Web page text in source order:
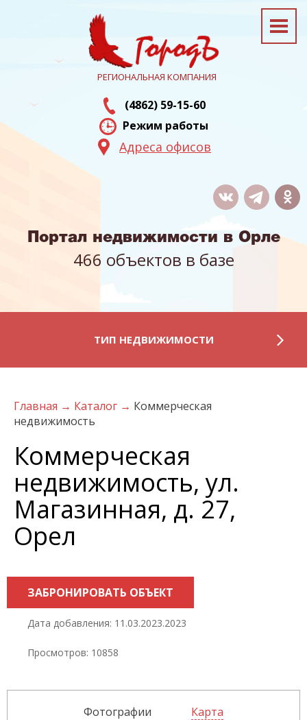
РЕГИОНАЛЬНАЯ КОМПАНИЯ
(4862) 59-15-60
Режим работы
Адреса офисов
Портал недвижимости в Орле
466 объектов в базе
ТИП НЕДВИЖИМОСТИ
Главная → Каталог → Коммерческая
недвижимость
Коммерческая
недвижимость, ул.
Магазинная, д. 27,
Орел
ЗАБРОНИРОВАТЬ ОБЪЕКТ
Дата добавления: 11.03.2023.2023
Просмотров: 10858
Фотографии Карта